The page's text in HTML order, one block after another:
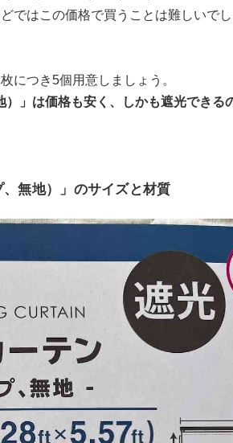
ではこの価格で買うことは難しいでし
につき5個用意しましょう。
」は価格も安く、しかも遮光できる
無地）」のサイズと材質